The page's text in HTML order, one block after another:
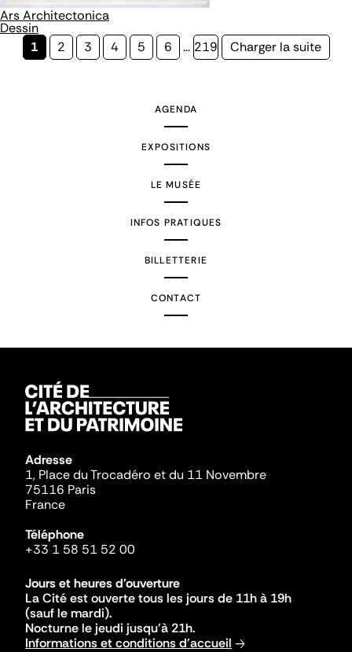
Ars Architectonica
Dessin
Page
1 Page
2 Page
3 Page
4 Page
5 Page
6 … Page
219
Page
Charger la suite
AGENDA
EXPOSITIONS
LE MUSÉE
INFOS PRATIQUES
BILLETTERIE
CONTACT
Adresse
1, Place du Trocadéro et du 11 Novembre
75116 Paris
France
Téléphone
+33 1 58 51 52 00
Jours et heures d'ouverture
La Cité est ouverte tous les jours de 11h à 19h
(sauf le mardi).
Nocturne le jeudi jusqu'à 21h.
Informations et conditions d'accueil